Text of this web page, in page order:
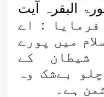
البقرہ آیت
میں فرمایا : اے
میں پورے
شیطان کے
بےشک وہ
ہے۔